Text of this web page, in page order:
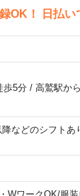
OK！ 日払い
歩5分/ 高鷲駅か
降などのシフト